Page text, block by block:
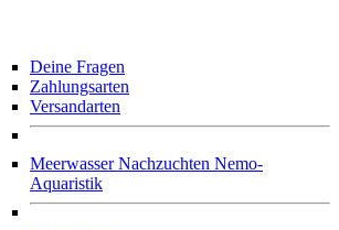
Deine Fragen
Zahlungsarten
Versandarten
Meerwasser Nachzuchten Nemo-
Aquaristik